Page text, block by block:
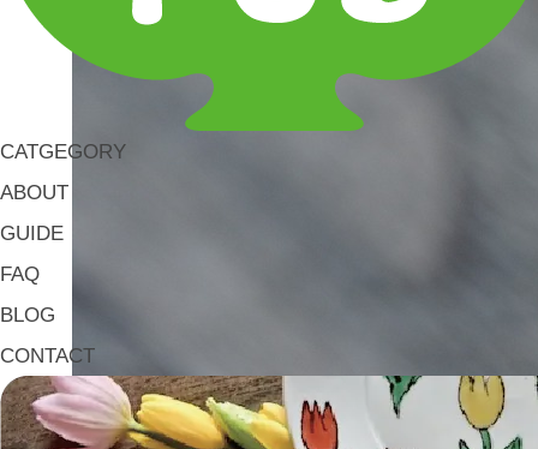
CATGEGORY
ABOUT
GUIDE
FAQ
BLOG
CONTACT